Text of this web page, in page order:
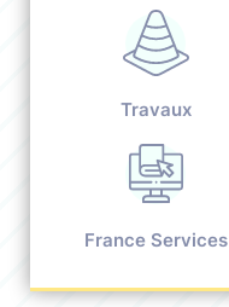
Travaux
France Services